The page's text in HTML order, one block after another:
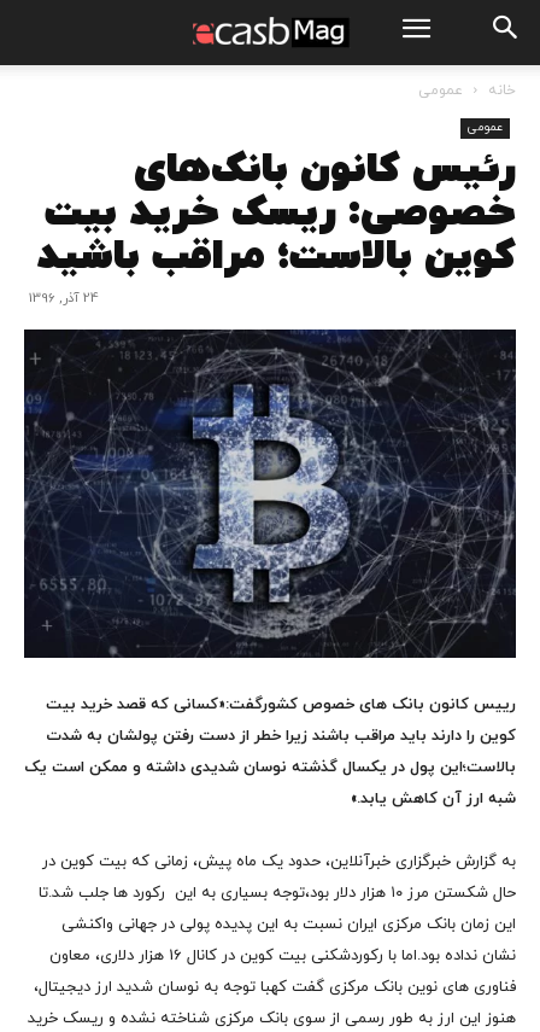
خانه عمومی
عمومی
رئیس کانون بانک‌های
خصوصی: ریسک خرید بیت
کوین بالاست؛ مراقب باشید
24 آذر, 1396
رییس کانون بانک های خصوص کشورگفت:«کسانی که قصد خرید بیت
کوین را دارند باید مراقب باشند زیرا خطر از دست رفتن پولشان به شدت
بالاست؛این پول در یکسال گذشته نوسان شدیدی داشته و ممکن است یک
شبه ارز آن کاهش یابد.»
به گزارش خبرگزاری خبرآنلاین، حدود یک ماه پیش، زمانی که بیت کوین در
حال شکستن مرز ۱۰ هزار دلار بود،توجه بسیاری به این رکورد ها جلب شد.تا
این زمان بانک مرکزی ایران نسبت به این پدیده پولی در جهانی واکنشی
نشان نداده بود.اما با رکوردشکنی بیت کوین در کانال 16 هزار دلاری، معاون
فناوری های نوین بانک مرکزی گفت کهبا توجه به نوسان شدید ارز دیجیتال،
هنوز این ارز به طور رسمی از سوی بانک مرکزی شناخته نشده و ریسک خرید